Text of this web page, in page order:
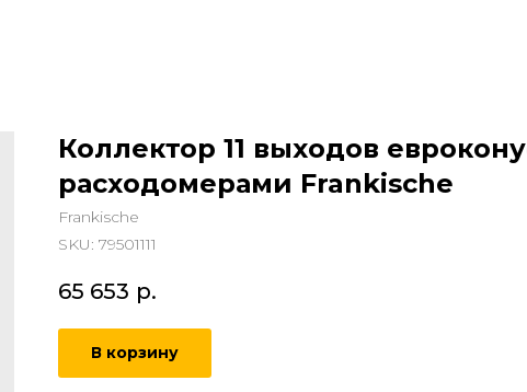
Коллектор 11 выходов
раcходомерами Frankische
Frankische
SKU: 79501111
65 653 р.
В корзину